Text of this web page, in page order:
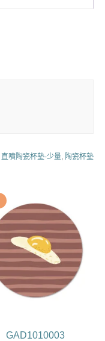
直噴陶瓷杯墊-少量 陶瓷杯墊
GAD1010003